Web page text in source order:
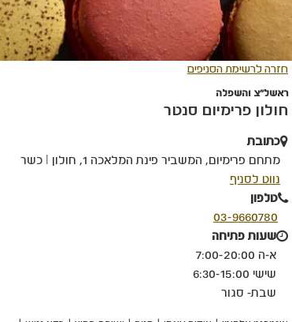
חזרה לרשימת הסניפים
ראשל"צ והשפלה
חולון פרימיום סנטר
כתובת
מתחם פרימיום, המשביר פינת המלאכה 1, חולון I כשר
נווט לסניף
חיצוני
-
פתיחה
בחלון
חדש
טלפון
03-9660780
שעות פתיחה
א-ה 7:00-20:00
שישי 6:30-15:00
שבת- סגור